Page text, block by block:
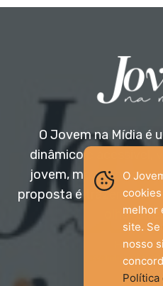
O Jovem na Mídia é
dinâmico e acessível,
jovem, mas aberto a
proposta é trazer
olhar
Entre
O
melhor
site.
nosso
Política